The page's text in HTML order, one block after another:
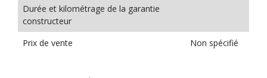
Durée et kilométrage de la garantie
constructeur
Prix de vente
Non spécifié